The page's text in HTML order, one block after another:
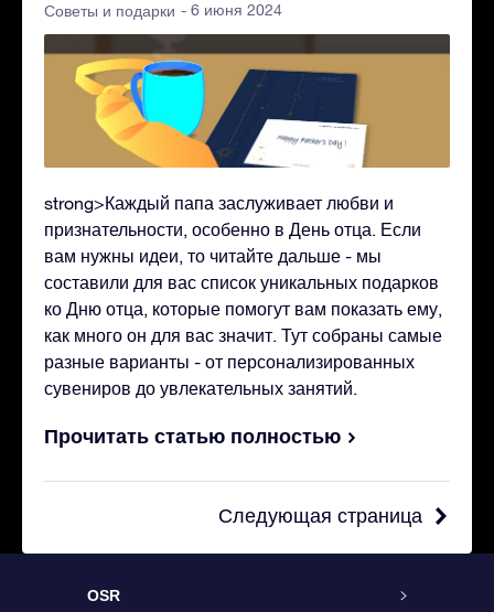
Советы и подарки - 6 июня 2024
strong>Каждый папа заслуживает любви и
признательности, особенно в День отца. Если
вам нужны идеи, то читайте дальше - мы
составили для вас список уникальных подарков
ко Дню отца, которые помогут вам показать ему,
как много он для вас значит. Тут собраны самые
разные варианты - от персонализированных
сувениров до увлекательных занятий.
Прочитать статью полностью
Следующая страница
OSR